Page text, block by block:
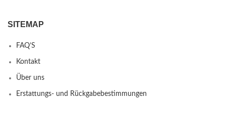
SITEMAP
FAQ’S
Kontakt
Über uns
Erstattungs- und Rückgabebestimmungen